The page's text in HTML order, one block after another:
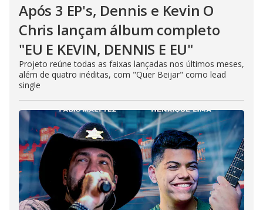
Após 3 EP's, Dennis e Kevin O
Chris lançam álbum completo
"EU E KEVIN, DENNIS E EU"
Projeto reúne todas as faixas lançadas nos últimos meses,
além de quatro inéditas, com "Quer Beijar" como lead
single